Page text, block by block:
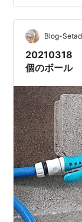
は、ぷくっと
必要はないで
の枝にも他の
鳴きかわして
の色も薄いの
Blog-
20210318
個のボー